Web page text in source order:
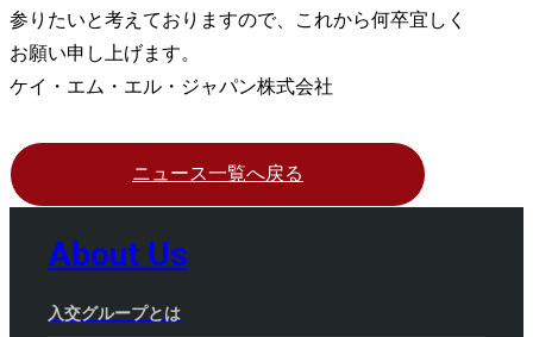
参りたいと考えておりますので、これから何卒宜しく
お願い申し上げます。
ケイ・エム・エル・ジャパン株式会社
ニュース一覧へ戻る
About Us
入交グループとは